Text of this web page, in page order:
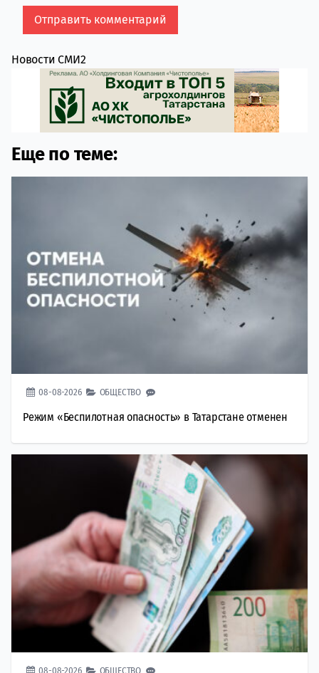
Новости СМИ2
Еще по теме:
08-08-2026 ОБЩЕСТВО
Режим «Беспилотная опасность» в Татарстане отменен
08-08-2026 ОБЩЕСТВО